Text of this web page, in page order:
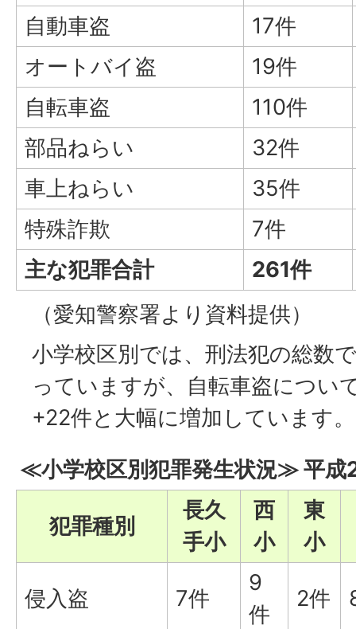
自動車盗
17件
オートバイ盗
19件
自転車盗
110件
部品ねらい
32件
車上ねらい
35件
特殊詐欺
7件
主な犯罪合計
261件
（愛知警察署より資料提供）
小学校区別では、刑法犯の総数
っていますが、自転車盗につい
+22件と大幅に増加しています。
≪小学校区別犯罪発生状況≫ 平成
犯罪種別
長久
手小
西
小
東
小
侵入盗 7件
9
件
2件